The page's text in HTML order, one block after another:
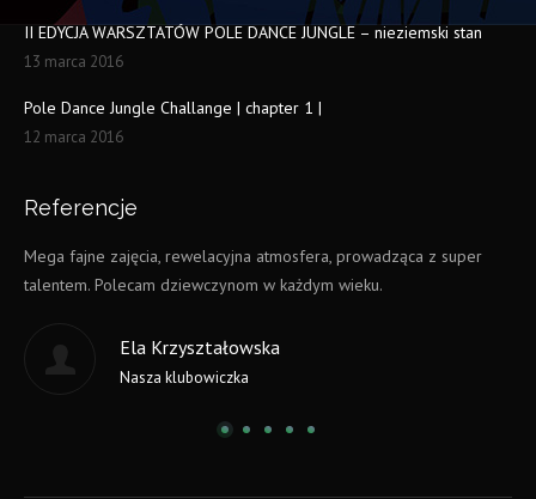
II EDYCJA WARSZTATÓW POLE DANCE JUNGLE – nieziemski stan
13 marca 2016
Pole Dance Jungle Challange | chapter 1 |
12 marca 2016
Referencje
Mega fajne zajęcia, rewelacyjna atmosfera, prowadząca z super
talentem. Polecam dziewczynom w każdym wieku.
Ela Krzyształowska
Nasza klubowiczka